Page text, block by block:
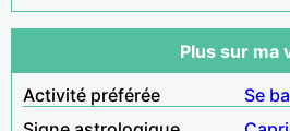
Plus sur ma
Activité préférée
Se